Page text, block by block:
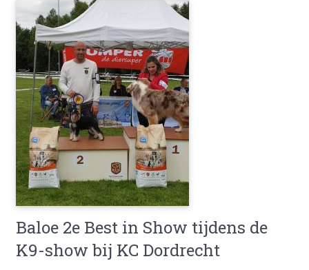
Baloe 2e Best in Show tijdens de
K9-show bij KC Dordrecht